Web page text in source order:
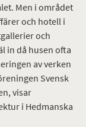
Men i området
och hotell i
och
in då husen ofta
av verken
Svensk
visar
i Hedmanska